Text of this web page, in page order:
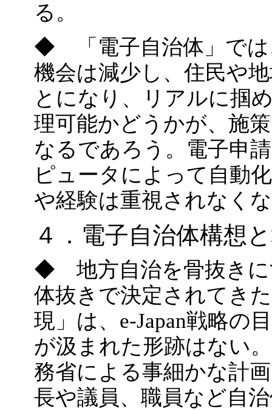
る。
◆ 「電子自治体」では
機会は減少し、住民や
とになり、リアルに掴
理可能かどうかが、施
なるであろう。電子申
ピュータによって自動
や経験は重視されなく
４．電子自治体構想
◆ 地方自治を骨抜きに
体抜きで決定されてき
現」は、e-Japan戦略の
が汲まれた形跡はない
務省による事細かな計
長や議員、職員など自